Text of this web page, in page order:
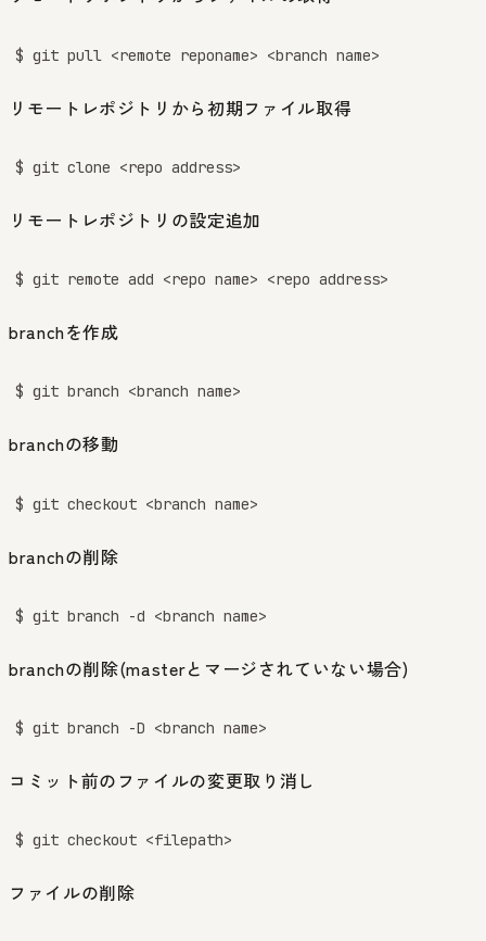
$ git pull <remote reponame> <branch name>
リモートレポジトリから初期ファイル取得
$ git clone <repo address>
リモートレポジトリの設定追加
$ git remote add <repo name> <repo address>
branchを作成
$ git branch <branch name>
branchの移動
$ git checkout <branch name>
branchの削除
$ git branch -d <branch name>
branchの削除(masterとマージされていない場合)
$ git branch -D <branch name>
コミット前のファイルの変更取り消し
$ git checkout <filepath>
ファイルの削除